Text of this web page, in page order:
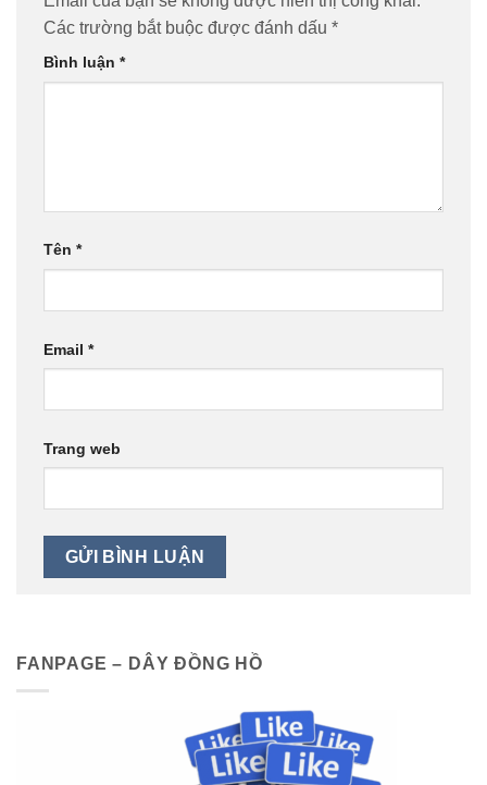
Các trường bắt buộc được đánh dấu *
Bình luận *
Tên *
Email *
Trang web
FANPAGE – DÂY ĐỒNG HỒ